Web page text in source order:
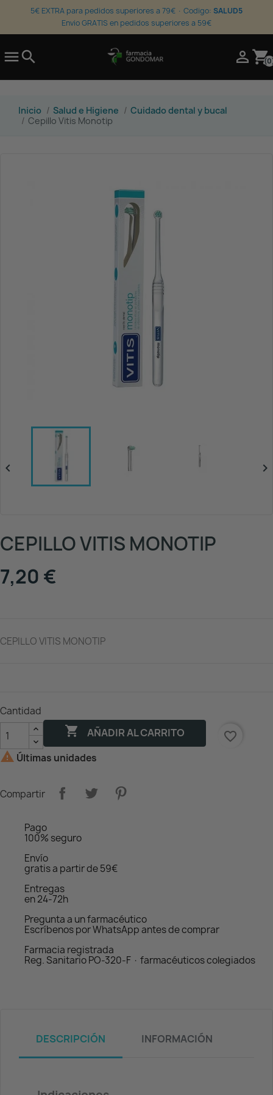
5€ EXTRA para pedidos superiores a 79€ · Codigo: SALUD5
Envio GRATIS en pedidos superiores a 59€
search  shopping_cart
Inicio Salud e Higiene
Cuidado dental y bucal
Cepillo Vitis Monotip
 
CEPILLO VITIS MONOTIP
7,20 €
CEPILLO VITIS MONOTIP
Cantidad
 AÑADIR AL CARRITO
favorite_border
 Últimas unidades
Compartir
Pago
100% seguro
Envío
gratis a partir de 59€
Entregas
en 24-72h
Pregunta a un farmacéutico
Escríbenos por WhatsApp antes de comprar
Farmacia registrada
Reg. Sanitario PO-320-F · farmacéuticos colegiados
DESCRIPCIÓN INFORMACIÓN